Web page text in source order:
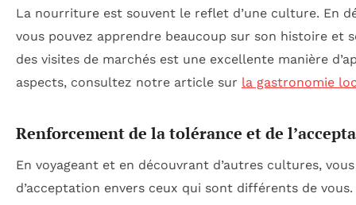
La nourriture est souvent le reflet d’une culture. En
vous pouvez apprendre beaucoup sur son histoire et
des visites de marchés est une excellente manière
aspects, consultez notre article sur la gastronomie
Renforcement de la tolérance et de
En voyageant et en découvrant d’autres cultures,
d’acceptation envers ceux qui sont différents de